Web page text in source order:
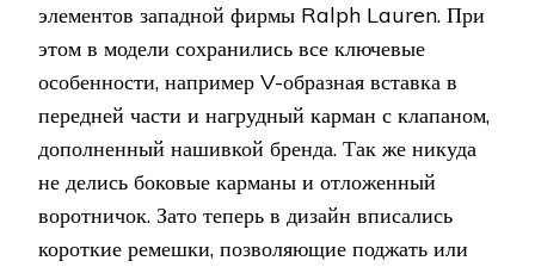
элементов западной фирмы Ralph Lauren. При
этом в модели сохранились все ключевые
особенности, например V-образная вставка в
передней части и нагрудный карман с клапаном,
дополненный нашивкой бренда. Так же никуда
не делись боковые карманы и отложенный
воротничок. Зато теперь в дизайн вписались
короткие ремешки, позволяющие поджать или